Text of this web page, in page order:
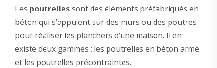
Les poutrellessont des éléments préfabriqués en
béton qui s’appuient sur des murs ou des poutres
pour réaliser les planchers d’une maison. Il en
existe deux gammes : les poutrelles en béton armé
et les poutrelles précontraintes.